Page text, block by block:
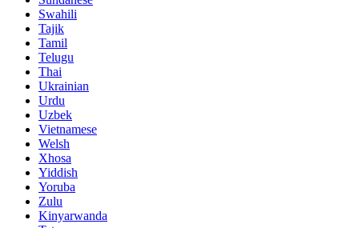
Swahili
Tajik
Tamil
Telugu
Thai
Ukrainian
Urdu
Uzbek
Vietnamese
Welsh
Xhosa
Yiddish
Yoruba
Zulu
Kinyarwanda